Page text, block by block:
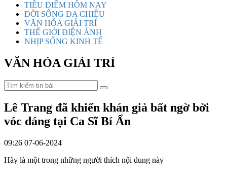
TIÊU ĐIỂM HÔM NAY
ĐỜI SỐNG ĐA CHIỀU
VĂN HÓA GIẢI TRÍ
THẾ GIỚI ĐIỆN ẢNH
NHỊP SỐNG KINH TẾ
VĂN HÓA GIẢI TRÍ
Lê Trang đã khiến khán giả bất ngờ bởi
vóc dáng tại Ca Sĩ Bí Ẩn
09:26 07-06-2024
Hãy là một trong những người thích nội dung này